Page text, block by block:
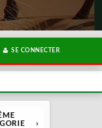
SE CONNECTER
›